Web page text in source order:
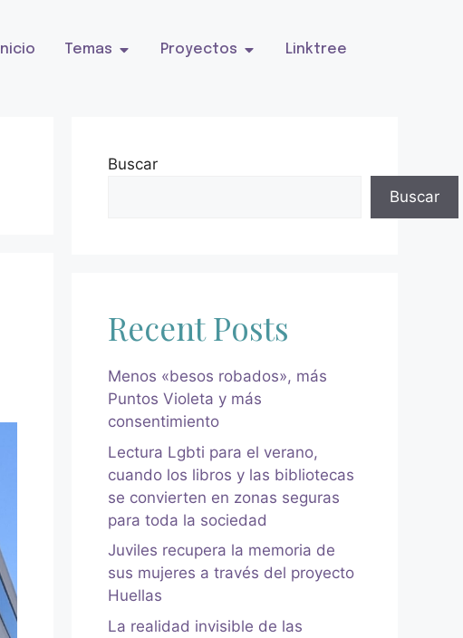
Inicio Temas Proyectos Linktree
Buscar
Buscar
Recent Posts
Menos «besos robados», más
Puntos Violeta y más
consentimiento
Lectura Lgbti para el verano,
cuando los libros y las bibliotecas
se convierten en zonas seguras
para toda la sociedad
Juviles recupera la memoria de
sus mujeres a través del proyecto
Huellas
La realidad invisible de las